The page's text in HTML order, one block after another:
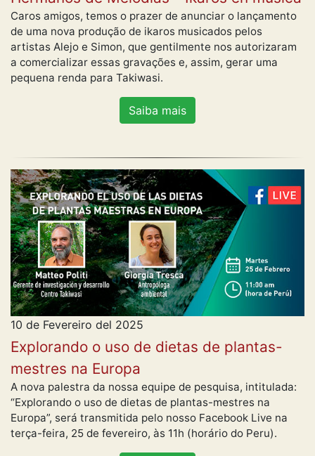
Caros amigos, temos o prazer de anunciar o lançamento
de uma nova produção de ikaros musicados pelos
artistas Alejo e Simon, que gentilmente nos autorizaram
a comercializar essas gravações e, assim, gerar uma
pequena renda para Takiwasi.
Saiba mais
10 de Fevereiro del 2025
Explorando o uso de dietas de plantas-
mestres na Europa
A nova palestra da nossa equipe de pesquisa, intitulada:
“Explorando o uso de dietas de plantas-mestres na
Europa”, será transmitida pelo nosso Facebook Live na
terça-feira, 25 de fevereiro, às 11h (horário do Peru).